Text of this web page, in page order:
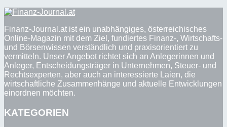
Finanz-Journal.at ist ein unabhängiges, österreichisches
Online-Magazin mit dem Ziel, fundiertes Finanz-, Wirtschafts-
und Börsenwissen verständlich und praxisorientiert zu
vermitteln. Unser Angebot richtet sich an Anlegerinnen und
Anleger, Entscheidungsträger in Unternehmen, Steuer- und
Rechtsexperten, aber auch an interessierte Laien, die
wirtschaftliche Zusammenhänge und aktuelle Entwicklungen
einordnen möchten.
KATEGORIEN